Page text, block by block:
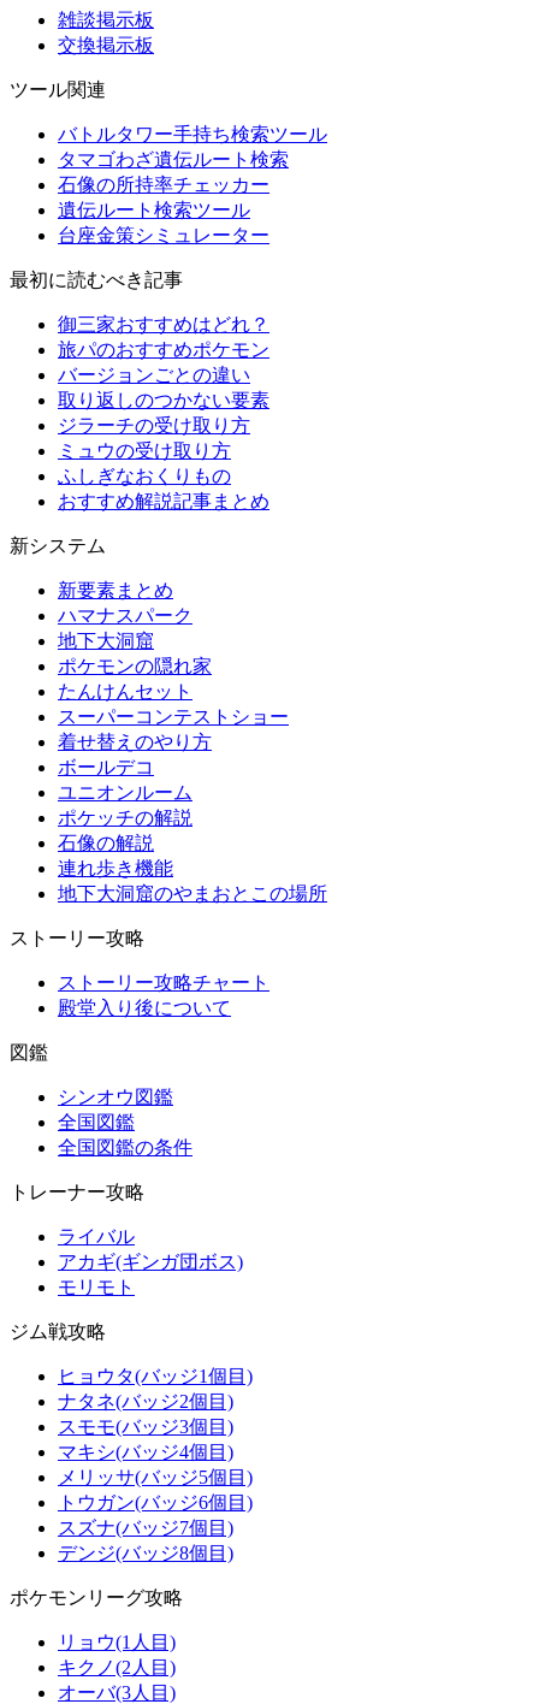
雑談掲示板
交換掲示板
ツール関連
バトルタワー手持ち検索ツール
タマゴわざ遺伝ルート検索
石像の所持率チェッカー
遺伝ルート検索ツール
台座金策シミュレーター
最初に読むべき記事
御三家おすすめはどれ？
旅パのおすすめポケモン
バージョンごとの違い
取り返しのつかない要素
ジラーチの受け取り方
ミュウの受け取り方
ふしぎなおくりもの
おすすめ解説記事まとめ
新システム
新要素まとめ
ハマナスパーク
地下大洞窟
ポケモンの隠れ家
たんけんセット
スーパーコンテストショー
着せ替えのやり方
ボールデコ
ユニオンルーム
ポケッチの解説
石像の解説
連れ歩き機能
地下大洞窟のやまおとこの場所
ストーリー攻略
ストーリー攻略チャート
殿堂入り後について
図鑑
シンオウ図鑑
全国図鑑
全国図鑑の条件
トレーナー攻略
ライバル
アカギ(ギンガ団ボス)
モリモト
ジム戦攻略
ヒョウタ(バッジ1個目)
ナタネ(バッジ2個目)
スモモ(バッジ3個目)
マキシ(バッジ4個目)
メリッサ(バッジ5個目)
トウガン(バッジ6個目)
スズナ(バッジ7個目)
デンジ(バッジ8個目)
ポケモンリーグ攻略
リョウ(1人目)
キクノ(2人目)
オーバ(3人目)